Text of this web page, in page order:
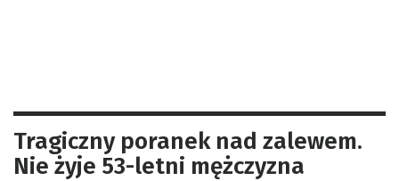
Tragiczny poranek nad zalewem.
Nie żyje 53-letni mężczyzna